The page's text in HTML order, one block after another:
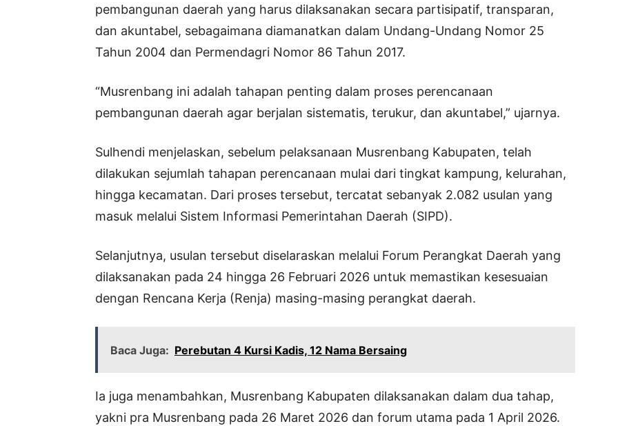
pembangunan daerah yang harus dilaksanakan secara partisipatif, transparan,
dan akuntabel, sebagaimana diamanatkan dalam Undang-Undang Nomor 25
Tahun 2004 dan Permendagri Nomor 86 Tahun 2017.
“Musrenbang ini adalah tahapan penting dalam proses perencanaan
pembangunan daerah agar berjalan sistematis, terukur, dan akuntabel,” ujarnya.
Sulhendi menjelaskan, sebelum pelaksanaan Musrenbang Kabupaten, telah
dilakukan sejumlah tahapan perencanaan mulai dari tingkat kampung, kelurahan,
hingga kecamatan. Dari proses tersebut, tercatat sebanyak 2.082 usulan yang
masuk melalui Sistem Informasi Pemerintahan Daerah (SIPD).
Selanjutnya, usulan tersebut diselaraskan melalui Forum Perangkat Daerah yang
dilaksanakan pada 24 hingga 26 Februari 2026 untuk memastikan kesesuaian
dengan Rencana Kerja (Renja) masing-masing perangkat daerah.
Baca Juga: Perebutan 4 Kursi Kadis, 12 Nama Bersaing
Ia juga menambahkan, Musrenbang Kabupaten dilaksanakan dalam dua tahap,
yakni pra Musrenbang pada 26 Maret 2026 dan forum utama pada 1 April 2026.